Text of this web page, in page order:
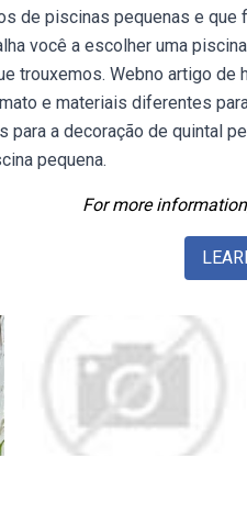
de piscinas pequenas e
você a escolher uma
trouxemos. Webno artigo
e materiais diferentes
para a decoração de quintal
pequena.
For more